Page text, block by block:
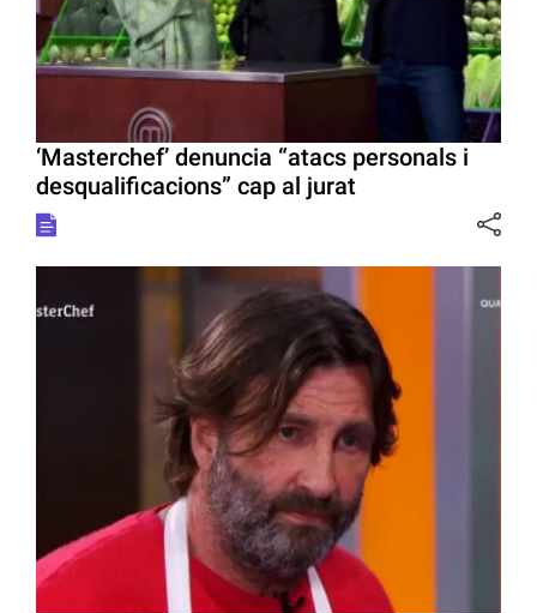
‘Masterchef’ denuncia “atacs personals i
desqualificacions” cap al jurat